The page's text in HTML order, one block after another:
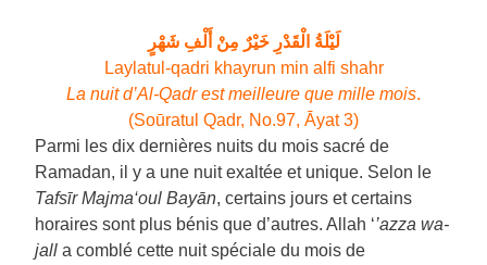
لَيْلَةُ الْقَدْرِ خَيْرٌ مِنْ أَلْفِ شَهْرٍ
Laylatul-qadri khayrun min alfi shahr
La nuit d’Al-Qadr est meilleure que mille mois.
(Soūratul Qadr, No.97, Āyat 3)
Parmi les dix dernières nuits du mois sacré de
Ramadan, il y a une nuit exaltée et unique. Selon le
Tafsīr Majma‘oul Bayān, certains jours et certains
horaires sont plus bénis que d’autres. Allah ‘’azza wa-
jall a comblé cette nuit spéciale du mois de